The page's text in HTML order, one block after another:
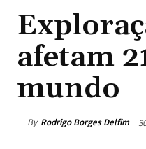
afetam
mundo
By Rodrigo Borges Delfim